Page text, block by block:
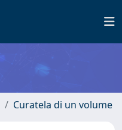
Curatela di un volume